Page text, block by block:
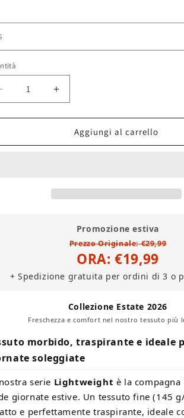
Diminuisci
Aumenta
quantità
per
La
Aggiungi al carrello
Promozione estiva
Prezzo Originale: €29,99
ORA: €19,99
+ Spedizione gratuita per ordini di 3 o
Collezione Estate 2026
Freschezza e comfort nel nostro tessuto più
morbido, traspirante e ideale
soleggiate
serie Lightweight è la
giornate estive. Un tessuto fine (145
e perfettamente traspirante, ideale